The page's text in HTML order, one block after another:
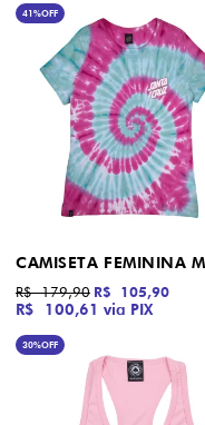
41%OFF
R$ 100,61 via PIX
R$ 179,90 R$ 105,90
30%OFF